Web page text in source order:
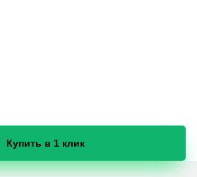
Купить в 1 клик